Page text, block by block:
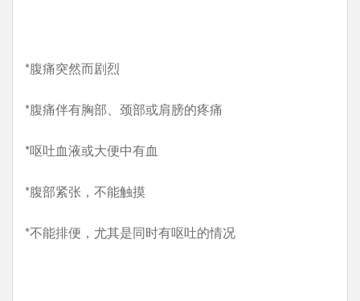
*腹痛突然而剧烈
*腹痛伴有胸部、颈部或肩膀的疼痛
*呕吐血液或大便中有血
*腹部紧张，不能触摸
*不能排便，尤其是同时有呕吐的情况